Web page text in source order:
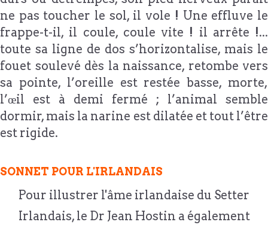
ne pas toucher le sol, il vole ! Une effluve le
frappe-t-il, il coule, coule vite ! il arrête !...
toute sa ligne de dos s’horizontalise, mais le
fouet soulevé dès la naissance, retombe vers
sa pointe, l’oreille est restée basse, morte,
l’œil est à demi fermé ; l’animal semble
dormir, mais la narine est dilatée et tout l’être
est rigide.
SONNET POUR L'IRLANDAIS
Pour illustrer l'âme irlandaise du Setter
Irlandais, le Dr Jean Hostin a également